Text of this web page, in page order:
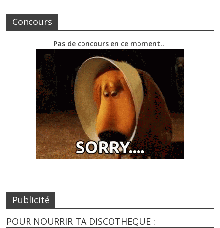
Concours
Pas de concours en ce moment…
Publicité
POUR NOURRIR TA DISCOTHEQUE :